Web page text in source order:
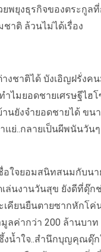
พยุงธุรกิจของตระกูล
าติ ล้วนไม่ได้เรื่อง
ชาติได้ บังเอิญฝรั่งคน
ไมยอดชายเศรษฐีไฮ
ยังจำยอดชายได้ ขนา
ย่..กลายเป็นผีพนันวัน
ใจยอมสนิทสนมกับนา
ล่นงานวันสุข ยังดีที่ดุ๊
คียนยืนตายซากหักโ
ค่ากว่า 200 ล้านบา
น้ำใจ..สำนึกบุญคุณดุ๊ก